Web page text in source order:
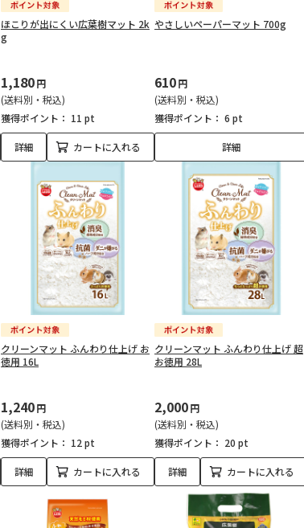
ほこりが出にくい広葉樹マット 2k
g
1,180円
(送料別・税込)
獲得ポイント： 11 pt
詳細 カートに入れる
やさしいペーパーマット 700g
610円
(送料別・税込)
獲得ポイント： 6 pt
詳細
クリーンマット ふんわり仕上げ お
徳用 16L
1,240円
(送料別・税込)
獲得ポイント： 12 pt
詳細 カートに入れる
クリーンマット ふんわり仕上げ 超
お徳用 28L
2,000円
(送料別・税込)
獲得ポイント： 20 pt
詳細 カートに入れる